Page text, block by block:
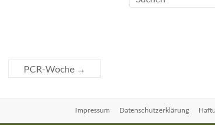
PCR-Woche →
Impressum Datenschutzerklärung